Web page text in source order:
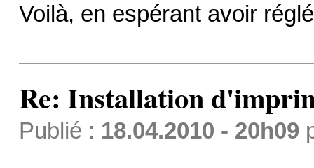
Voilà, en espérant avoir
Re: Installation
Publié : 18.04.2010 - 20h09